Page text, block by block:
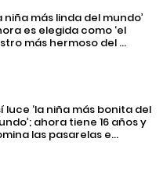
niña más linda del mundo’
es elegida como ‘el
más hermoso del ...
luce ‘la niña más bonita del
ahora tiene 16 años y
las pasarelas e...